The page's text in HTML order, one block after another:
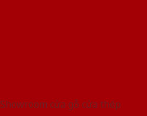
cửa gỗ cửa thép